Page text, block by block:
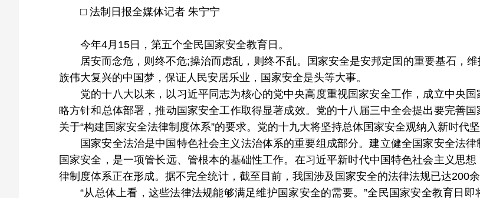
□ 法制日报全媒体记者 朱宁宁
今年4月15日，第五个全民国家安全教育日。
居安而念危，则终不危;操治而虑乱，则终不乱。国家安全是安邦定国的重要基石，
族伟大复兴的中国梦，保证人民安居乐业，国家安全是头等大事。
党的十八大以来，以习近平同志为核心的党中央高度重视国家安全工作，成立中央
略方针和总体部署，推动国家安全工作取得显著成效。党的十八届三中全会提出要完善
关于“构建国家安全法律制度体系”的要求。党的十九大将坚持总体国家安全观纳入新时代
国家安全法治是中国特色社会主义法治体系的重要组成部分。建立健全国家安全法
国家安全，是一项管长远、管根本的基础性工作。在习近平新时代中国特色社会主义思
律制度体系正在形成。据不完全统计，截至目前，我国涉及国家安全的法律法规已达200
“从总体上看，这些法律法规能够满足维护国家安全的需要。”全民国家安全教育日